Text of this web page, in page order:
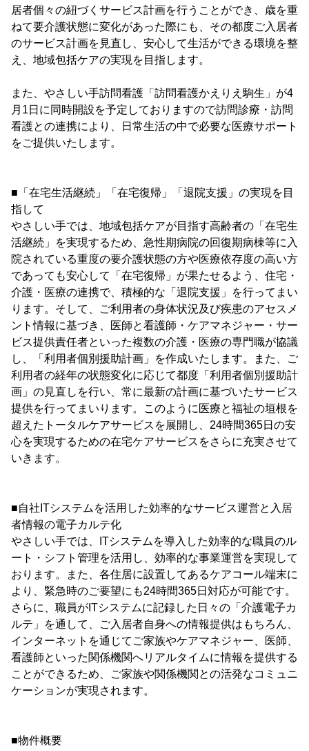
居者個々の紐づくサービス計画を行うことができ、歳を重
ねて要介護状態に変化があった際にも、その都度ご入居者
のサービス計画を見直し、安心して生活ができる環境を整
え、地域包括ケアの実現を目指します。
また、やさしい手訪問看護「訪問看護かえりえ駒生」が4
月1日に同時開設を予定しておりますので訪問診療・訪問
看護との連携により、日常生活の中で必要な医療サポート
をご提供いたします。
■「在宅生活継続」「在宅復帰」「退院支援」の実現を目
指して
やさしい手では、地域包括ケアが目指す高齢者の「在宅生
活継続」を実現するため、急性期病院の回復期病棟等に入
院されている重度の要介護状態の方や医療依存度の高い方
であっても安心して「在宅復帰」が果たせるよう、住宅・
介護・医療の連携で、積極的な「退院支援」を行ってまい
ります。そして、ご利用者の身体状況及び疾患のアセスメ
ント情報に基づき、医師と看護師・ケアマネジャー・サー
ビス提供責任者といった複数の介護・医療の専門職が協議
し、「利用者個別援助計画」を作成いたします。また、ご
利用者の経年の状態変化に応じて都度「利用者個別援助計
画」の見直しを行い、常に最新の計画に基づいたサービス
提供を行ってまいります。このように医療と福祉の垣根を
超えたトータルケアサービスを展開し、24時間365日の安
心を実現するための在宅ケアサービスをさらに充実させて
いきます。
■自社ITシステムを活用した効率的なサービス運営と入居
者情報の電子カルテ化
やさしい手では、ITシステムを導入した効率的な職員のル
ート・シフト管理を活用し、効率的な事業運営を実現して
おります。また、各住居に設置してあるケアコール端末に
より、緊急時のご要望にも24時間365日対応が可能です。
さらに、職員がITシステムに記録した日々の「介護電子カ
ルテ」を通して、ご入居者自身への情報提供はもちろん、
インターネットを通じてご家族やケアマネジャー、医師、
看護師といった関係機関へリアルタイムに情報を提供する
ことができるため、ご家族や関係機関との活発なコミュニ
ケーションが実現されます。
■物件概要